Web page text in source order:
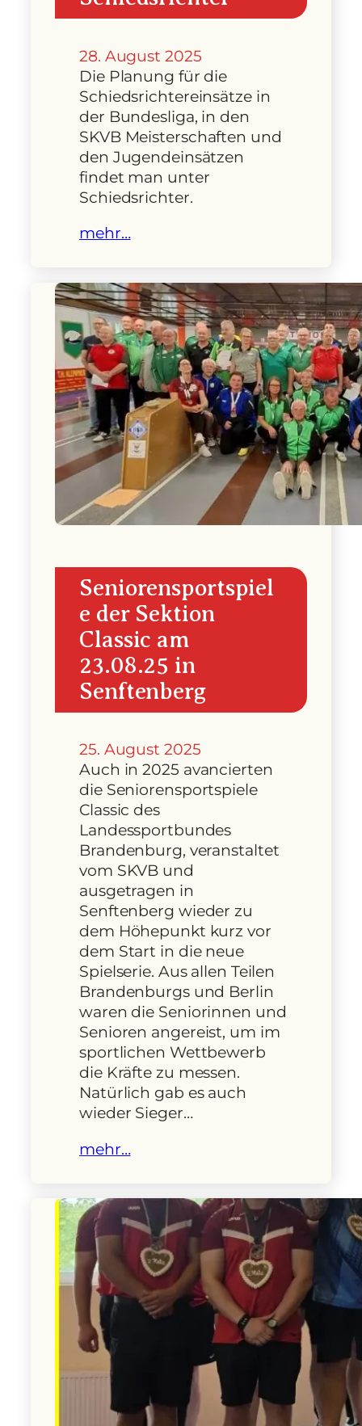
28. August 2025
Die Planung für die
Schiedsrichtereinsätze in
der Bundesliga, in den
SKVB Meisterschaften und
den Jugendeinsätzen
findet man unter
Schiedsrichter.
mehr…
Seniorensportspiel
e der Sektion
Classic am
23.08.25 in
Senftenberg
25. August 2025
Auch in 2025 avancierten
die Seniorensportspiele
Classic des
Landessportbundes
Brandenburg, veranstaltet
vom SKVB und
ausgetragen in
Senftenberg wieder zu
dem Höhepunkt kurz vor
dem Start in die neue
Spielserie. Aus allen Teilen
Brandenburgs und Berlin
waren die Seniorinnen und
Senioren angereist, um im
sportlichen Wettbewerb
die Kräfte zu messen.
Natürlich gab es auch
wieder Sieger…
mehr…